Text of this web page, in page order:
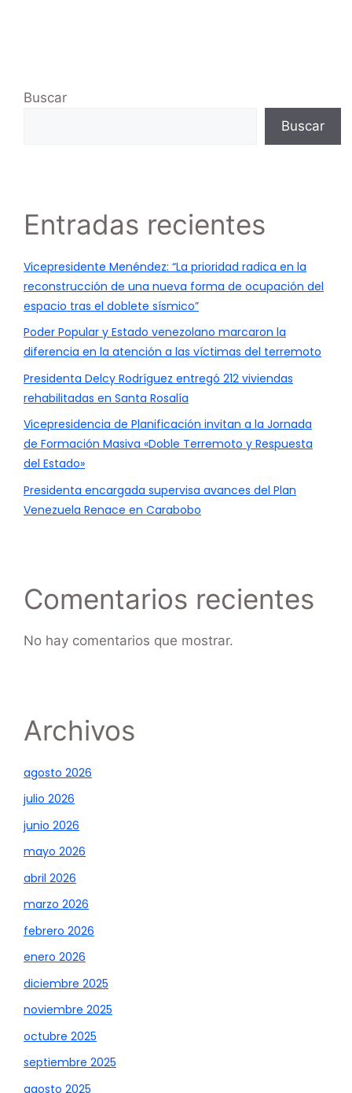
Buscar
Buscar
Entradas recientes
Vicepresidente Menéndez: “La prioridad radica en la
reconstrucción de una nueva forma de ocupación del
espacio tras el doblete sísmico”
Poder Popular y Estado venezolano marcaron la
diferencia en la atención a las víctimas del terremoto
Presidenta Delcy Rodríguez entregó 212 viviendas
rehabilitadas en Santa Rosalía
Vicepresidencia de Planificación invitan a la Jornada
de Formación Masiva «Doble Terremoto y Respuesta
del Estado»
Presidenta encargada supervisa avances del Plan
Venezuela Renace en Carabobo
Comentarios recientes
No hay comentarios que mostrar.
Archivos
agosto 2026
julio 2026
junio 2026
mayo 2026
abril 2026
marzo 2026
febrero 2026
enero 2026
diciembre 2025
noviembre 2025
octubre 2025
septiembre 2025
agosto 2025